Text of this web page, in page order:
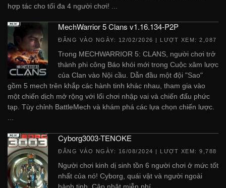
hợp tác cho tối đa 4 người chơi! ...
MechWarrior 5 Clans v1.16.134-P2P
ĐĂNG VÀO NGÀY: 12/02/2026 | LƯỢT XEM: 2,087
Trong MECHWARRIOR 5: CLANS, người chơi trở
thành phi công Báo khói mới trong Cuộc xâm lược
của Clan vào Nội cầu. Dẫn đầu một đội "Sao"
gồm 5 mech trên khắp các hành tinh khác nhau, tham gia vào
một chiến dịch mở rộng với lối chơi nhập vai và chiến đấu phức
tạp. Tùy chỉnh BattleMech và khám phá các lựa chọn chiến lược.
Cyborg3003-TENOKE
ĐĂNG VÀO NGÀY: 16/08/2024 | LƯỢT XEM: 9,788
Người chơi kinh dị sinh tồn 6 người chơi ở mức tốt
nhất của nó! Cyborg, quái vật và người ngoài
hành tinh. Cập nhật miễn phí ...